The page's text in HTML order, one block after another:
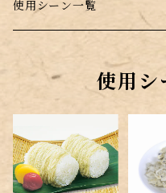
使用シーン一覧
昆布を手軽に摂取したい時
プレゼント・贈答用
使用シ